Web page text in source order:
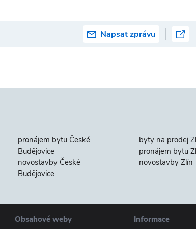
Napsat zprávu
pronájem bytu České
Budějovice
novostavby České
Budějovice
byty na prodej
pronájem bytu
novostavby Zlín
Obsahové weby Informace